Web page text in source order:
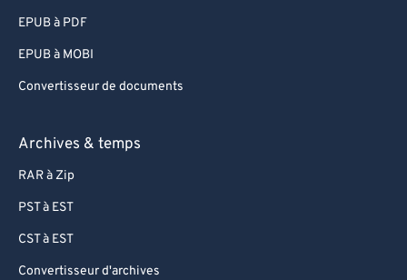
EPUB à PDF
EPUB à MOBI
Convertisseur de documents
Archives & temps
RAR à Zip
PST à EST
CST à EST
Convertisseur d'archives